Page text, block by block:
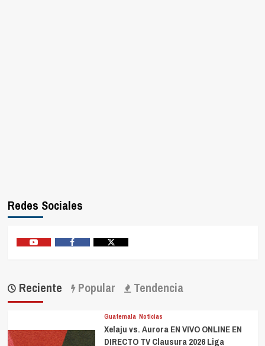
Redes Sociales
Reciente Popular Tendencia
Guatemala Noticias
Xelaju vs. Aurora EN VIVO ONLINE EN
DIRECTO TV Clausura 2026 Liga